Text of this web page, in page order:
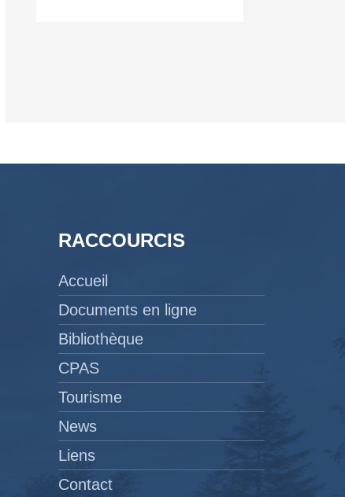
RACCOURCIS
Accueil
Documents en ligne
Bibliothèque
CPAS
Tourisme
News
Liens
Contact